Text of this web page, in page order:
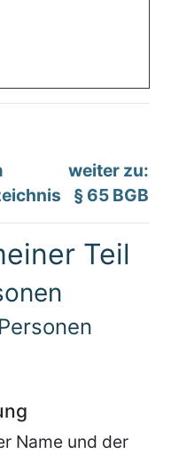
weiter zu:
§ 65 BGB
Teil
Name und der